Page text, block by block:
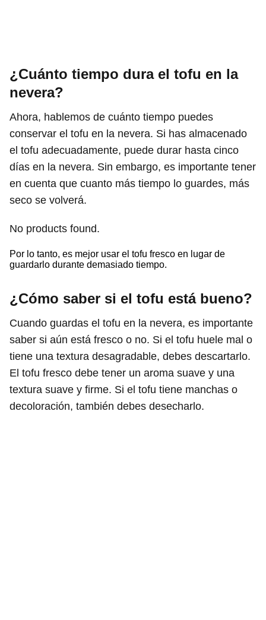
¿Cuánto tiempo dura el tofu en la
nevera?
Ahora, hablemos de cuánto tiempo puedes
conservar el tofu en la nevera. Si has almacenado
el tofu adecuadamente, puede durar hasta cinco
días en la nevera. Sin embargo, es importante tener
en cuenta que cuanto más tiempo lo guardes, más
seco se volverá.
No products found.
Por lo tanto, es mejor usar el tofu fresco en lugar de
guardarlo durante demasiado tiempo.
¿Cómo saber si el tofu está bueno?
Cuando guardas el tofu en la nevera, es importante
saber si aún está fresco o no. Si el tofu huele mal o
tiene una textura desagradable, debes descartarlo.
El tofu fresco debe tener un aroma suave y una
textura suave y firme. Si el tofu tiene manchas o
decoloración, también debes desecharlo.